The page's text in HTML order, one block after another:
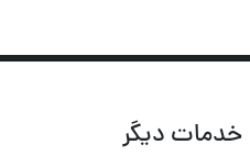
خدمات دیگر